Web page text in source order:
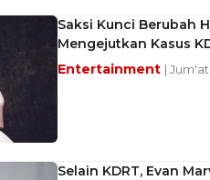
Saksi Kunci Berubah
Mengejutkan Kasus
Entertainment |
Selain KDRT, Evan